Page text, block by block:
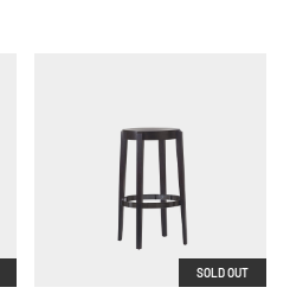
SOLD OUT